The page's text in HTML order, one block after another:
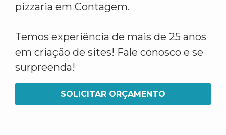
pizzaria em Contagem.
Temos experiência de mais de 25 anos
em criação de sites! Fale conosco e se
surpreenda!
SOLICITAR ORÇAMENTO